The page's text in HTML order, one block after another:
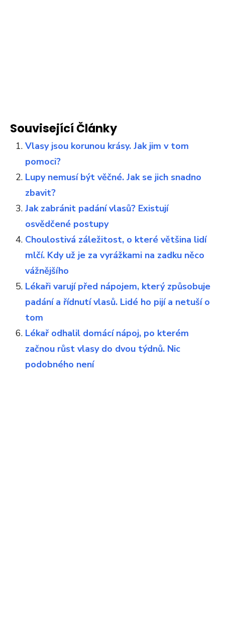
Související Články
Vlasy jsou korunou krásy. Jak jim v tom
pomoci?
Lupy nemusí být věčné. Jak se jich snadno
zbavit?
Jak zabránit padání vlasů? Existují
osvědčené postupy
Choulostivá záležitost, o které většina lidí
mlčí. Kdy už je za vyrážkami na zadku něco
vážnějšího
Lékaři varují před nápojem, který způsobuje
padání a řídnutí vlasů. Lidé ho pijí a netuší o
tom
Lékař odhalil domácí nápoj, po kterém
začnou růst vlasy do dvou týdnů. Nic
podobného není